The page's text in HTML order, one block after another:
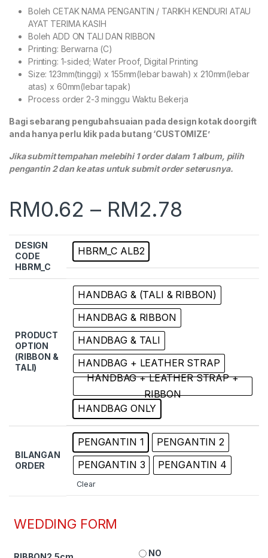
Boleh CETAK NAMA PENGANTIN / TARIKH KENDURI ATAU
AYAT TERIMA KASIH
Boleh ADD ON TALI DAN RIBBON
Printing: Berwarna (C)
Printing: 1-sided; Water Proof, Digital Printing
Size: 123mm(tinggi) x 155mm(lebar bawah) x 210mm(lebar
atas) x 60mm(lebar tapak)
Process order 2-3 minggu Waktu Bekerja
Bagi sebarang pengubahsuaian pada design kotak doorgift
anda hanya perlu klik pada butang ‘CUSTOMIZE’
Jika submit tempahan melebihi 1 order dalam 1 album, pilih
pengantin 2 dan ke atas untuk submit order seterusnya.
RM0.62 – RM2.78
DESIGN
CODE
HBRM_C
HBRM_C ALB2
PRODUCT
OPTION
(RIBBON &
TALI)
HANDBAG & (TALI & RIBBON)
HANDBAG & RIBBON
HANDBAG & TALI
HANDBAG + LEATHER STRAP
HANDBAG + LEATHER STRAP +
RIBBON
HANDBAG ONLY
BILANGAN
ORDER
PENGANTIN 1
PENGANTIN 2
PENGANTIN 3
PENGANTIN 4
Clear
WEDDING FORM
NO